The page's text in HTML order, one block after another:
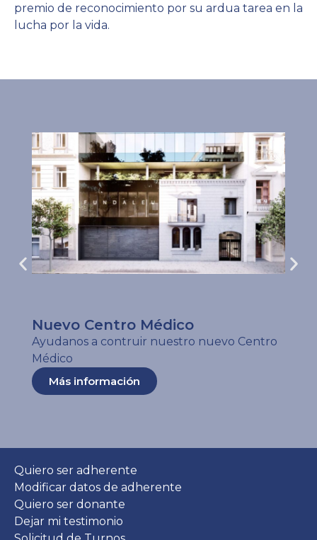
premio de reconocimiento por su ardua tarea en la
lucha por la vida.
Nuevo Centro Médico
Ayudanos a contruir nuestro nuevo Centro
Médico
Más información
Quiero ser adherente
Modificar datos de adherente
Quiero ser donante
Dejar mi testimonio